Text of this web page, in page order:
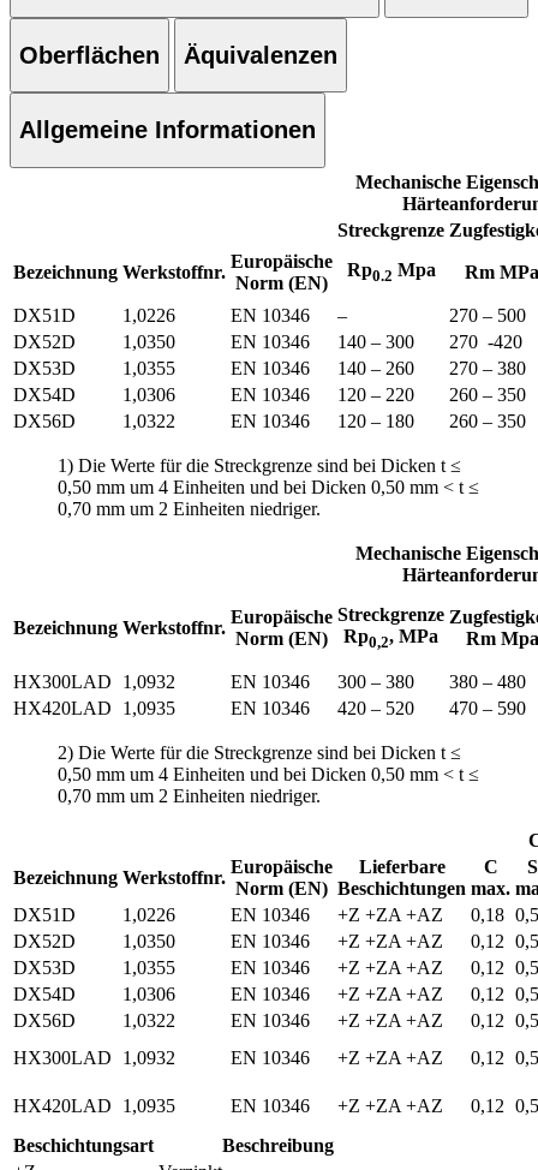
Oberflächen Äquivalenzen
Allgemeine Informationen
Mechanische
Streckgrenze
Bezeichnung Werkstoffnr.
Europäische
Norm (EN)
Rp0.2 Mpa Rm MPa
DX51D 1,0226 EN 10346 –
270 – 500
DX52D
1,0350 EN 10346 140 – 300
270 -420
DX53D
1,0355 EN 10346 140 – 260
270 – 380
DX54D
1,0306 EN 10346 120 – 220
260 – 350
DX56D
1,0322 EN 10346 120 – 180 260 – 350
1) Die Werte für die Streckgrenze sind bei Dicken t ≤
0,50 mm um 4 Einheiten und bei Dicken 0,50 mm < t ≤
0,70 mm um 2 Einheiten niedriger.
Mechanische
Bezeichnung Werkstoffnr.
Europäische
Norm (EN)
Streckgrenze
Rp0,2, MPa
Rm Mpa
HX300LAD 1,0932 EN 10346 300 – 380
380 – 480
HX420LAD
1,0935 EN 10346 420 – 520 470 – 590
2) Die Werte für die Streckgrenze sind bei Dicken t ≤
0,50 mm um 4 Einheiten und bei Dicken 0,50 mm < t ≤
0,70 mm um 2 Einheiten niedriger.
Bezeichnung Werkstoffnr.
Europäische
Norm (EN)
Lieferbare
Beschichtungen
C
max.
DX51D
1,0226 EN 10346 +Z +ZA +AZ 0,18
DX52D
1,0350 EN 10346 +Z +ZA +AZ 0,12
DX53D
1,0355 EN 10346 +Z +ZA +AZ 0,12
DX54D
1,0306 EN 10346 +Z +ZA +AZ 0,12
DX56D
1,0322 EN 10346 +Z +ZA +AZ 0,12
HX300LAD
1,0932 EN 10346 +Z +ZA +AZ 0,12
HX420LAD 1,0935 EN 10346 +Z +ZA +AZ 0,12
Beschichtungsart
Beschreibung